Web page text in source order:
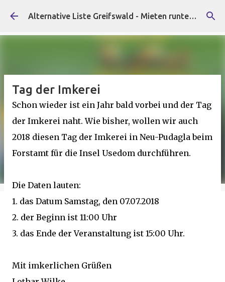
Direkt zum Hauptbereich Alternative Liste Greifswald - Mieten runter, Faschist*innen raus!
Tag der Imkerei
Schon wieder ist ein Jahr bald vorbei und der Tag
der Imkerei naht. Wie bisher, wollen wir auch
2018 diesen Tag der Imkerei in Neu-Pudagla beim
Forstamt für die Insel Usedom durchführen.
Die Daten lauten:
1. das Datum Samstag, den 07.07.2018
2. der Beginn ist 11:00 Uhr
3. das Ende der Veranstaltung ist 15:00 Uhr.
Mit imkerlichen Grüßen